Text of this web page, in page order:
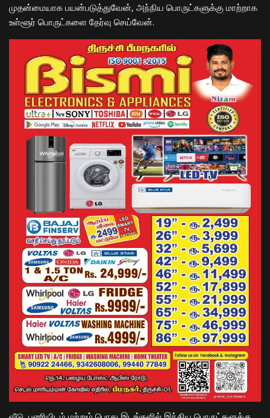
முதன்மையாக பயன்படுத்துவேன், அந்நிய பொருட்களுக்கு மாற்றாக
உள்ளூர் பொருட்களை தேர்வு செய்வேன்.